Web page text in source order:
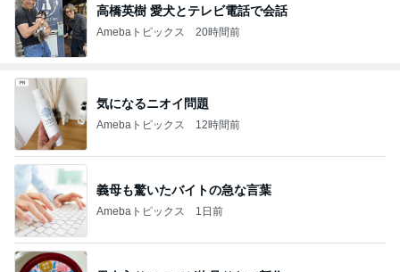
高橋英樹 愛犬とテレビ電話で会話
Amebaトピックス 20時間前
気になるニオイ問題
Amebaトピックス 12時間前
義母も驚いたバイトの急な言葉
Amebaトピックス 1日前